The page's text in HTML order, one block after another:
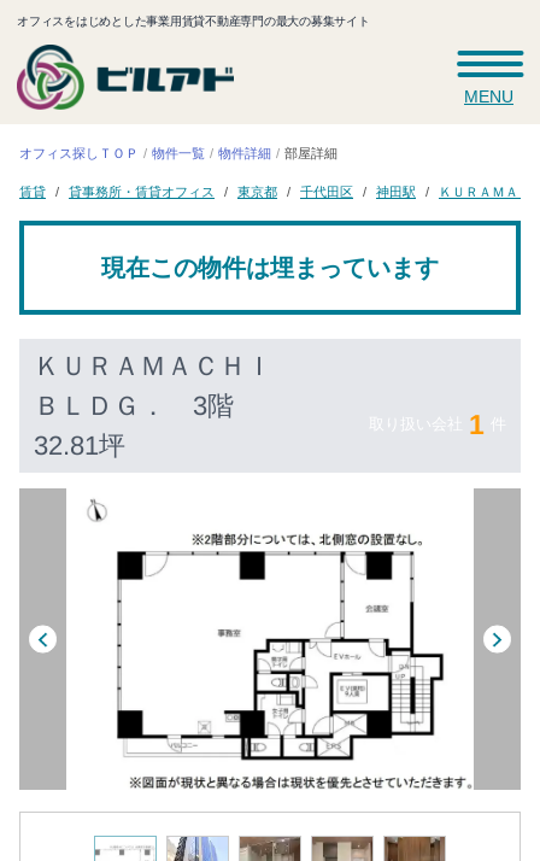
オフィスをはじめとした事業用賃貸不動産専門の最大の募集サイト
MENU
オフィス探しＴＯＰ 物件一覧 物件詳細 部屋詳細
賃貸 貸事務所・賃貸オフィス 東京都 千代田区 神田駅 ＫＵＲＡＭＡ
現在この物件は埋まっています
ＫＵＲＡＭＡＣＨＩ
ＢＬＤＧ． 3階
32.81坪
取り扱い会社 1 件